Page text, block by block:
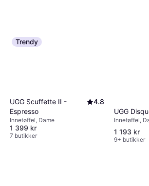
Trendy
UGG Scuffette II -
Espresso
4.8
Innetøffel, Dame
1 399 kr
7 butikker
UGG
Innetøffel,
1 193 kr
9+ butikker